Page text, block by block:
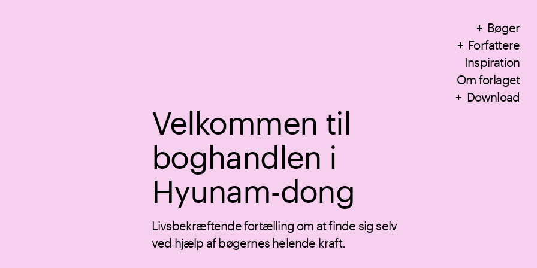
Bøger
Forfattere
Inspiration
Om forlaget
Download
Velkommen til
boghandlen i
Hyunam-dong
Livsbekræftende fortælling om at finde sig selv
ved hjælp af bøgernes helende kraft.